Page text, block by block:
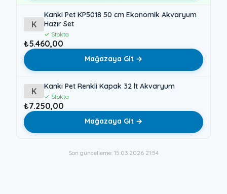
K
Kanki Pet KP5018 50 cm Ekonomik Akvaryum
Hazır Set
✓ Stokta
₺5.460,00
Mağazaya Git →
K Kanki Pet Renkli Kapak 32 lt Akvaryum
✓ Stokta
₺7.250,00
Mağazaya Git →
Son güncelleme: 15.03.2026 21:54